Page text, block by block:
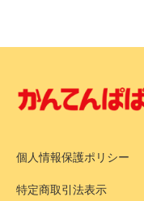
個人情報保護ポリシー
特定商取引法表示